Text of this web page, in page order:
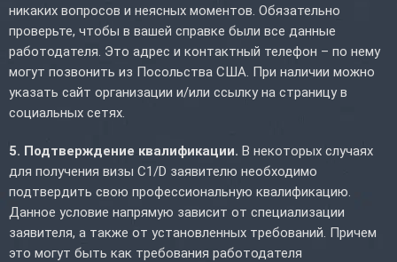
никаких вопросов и неясных моментов. Обязательно
проверьте, чтобы в вашей справке были все данные
работодателя. Это адрес и контактный телефон – по нему
могут позвонить из Посольства США. При наличии можно
указать сайт организации и/или ссылку на страницу в
социальных сетях.
5. Подтверждение квалификации. В некоторых случаях
для получения визы C1/D заявителю необходимо
подтвердить свою профессиональную квалификацию.
Данное условие напрямую зависит от специализации
заявителя, а также от установленных требований. Причем
это могут быть как требования работодателя